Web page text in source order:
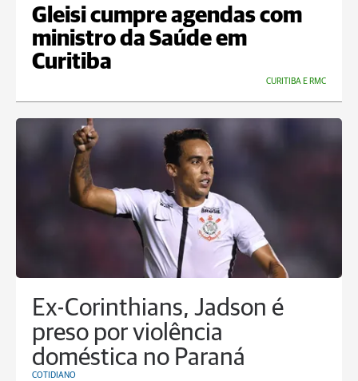
Gleisi cumpre agendas com
ministro da Saúde em
Curitiba
CURITIBA E RMC
Ex-Corinthians, Jadson é
preso por violência
doméstica no Paraná
COTIDIANO